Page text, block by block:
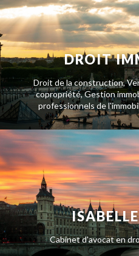
DROIT
Droit de la construction,
copropriété, Gestion
professionnels de
Cabinet d'avocat en